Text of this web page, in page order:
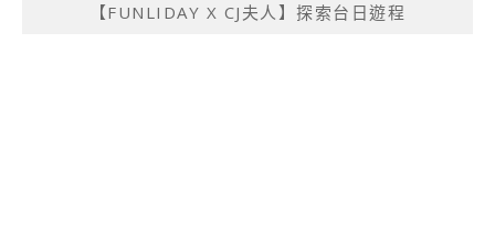
【FUNLIDAY X CJ夫人】探索台日遊程